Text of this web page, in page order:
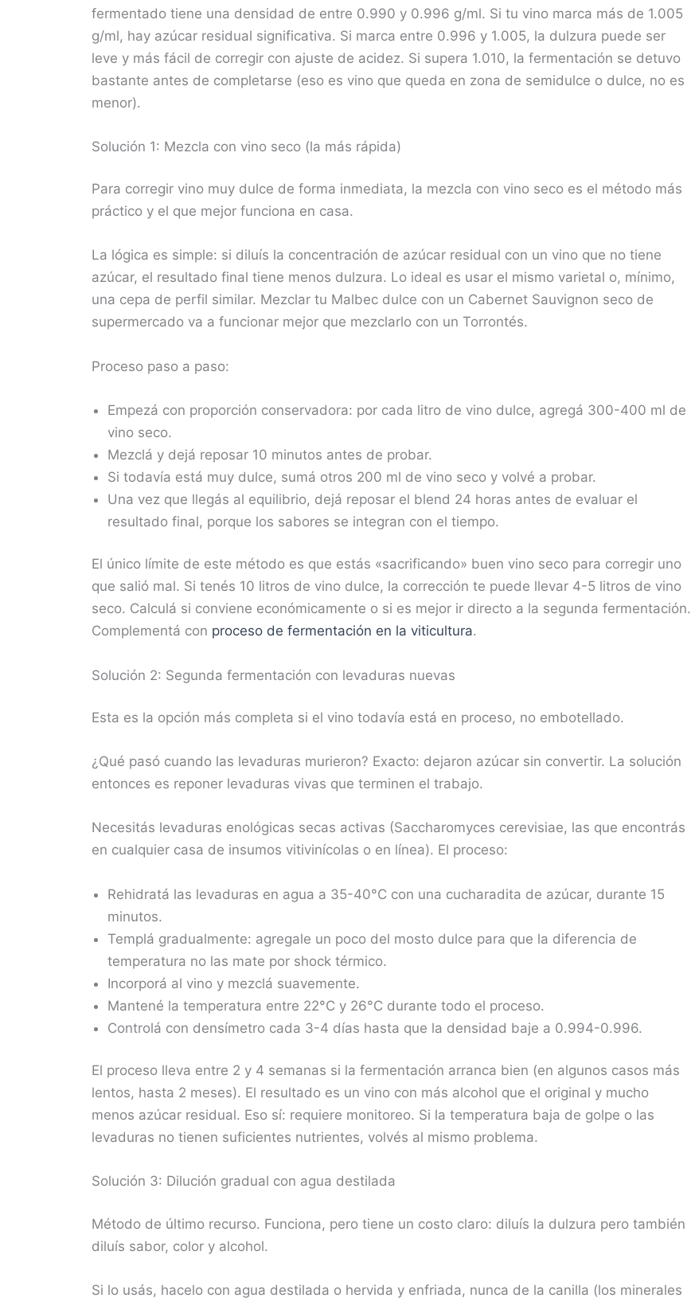
fermentado tiene una densidad de entre 0.990 y 0.996 g/ml. Si tu vino marca más de 1.005
g/ml, hay azúcar residual significativa. Si marca entre 0.996 y 1.005, la dulzura puede ser
leve y más fácil de corregir con ajuste de acidez. Si supera 1.010, la fermentación se detuvo
bastante antes de completarse (eso es vino que queda en zona de semidulce o dulce, no es
menor).
Solución 1: Mezcla con vino seco (la más rápida)
Para corregir vino muy dulce de forma inmediata, la mezcla con vino seco es el método más
práctico y el que mejor funciona en casa.
La lógica es simple: si diluís la concentración de azúcar residual con un vino que no tiene
azúcar, el resultado final tiene menos dulzura. Lo ideal es usar el mismo varietal o, mínimo,
una cepa de perfil similar. Mezclar tu Malbec dulce con un Cabernet Sauvignon seco de
supermercado va a funcionar mejor que mezclarlo con un Torrontés.
Proceso paso a paso:
Empezá con proporción conservadora: por cada litro de vino dulce, agregá 300-400 ml de
vino seco.
Mezclá y dejá reposar 10 minutos antes de probar.
Si todavía está muy dulce, sumá otros 200 ml de vino seco y volvé a probar.
Una vez que llegás al equilibrio, dejá reposar el blend 24 horas antes de evaluar el
resultado final, porque los sabores se integran con el tiempo.
El único límite de este método es que estás «sacrificando» buen vino seco para corregir uno
que salió mal. Si tenés 10 litros de vino dulce, la corrección te puede llevar 4-5 litros de vino
seco. Calculá si conviene económicamente o si es mejor ir directo a la segunda fermentación.
Complementá con proceso de fermentación en la viticultura.
Solución 2: Segunda fermentación con levaduras nuevas
Esta es la opción más completa si el vino todavía está en proceso, no embotellado.
¿Qué pasó cuando las levaduras murieron? Exacto: dejaron azúcar sin convertir. La solución
entonces es reponer levaduras vivas que terminen el trabajo.
Necesitás levaduras enológicas secas activas (Saccharomyces cerevisiae, las que encontrás
en cualquier casa de insumos vitivinícolas o en línea). El proceso:
Rehidratá las levaduras en agua a 35-40°C con una cucharadita de azúcar, durante 15
minutos.
Templá gradualmente: agregale un poco del mosto dulce para que la diferencia de
temperatura no las mate por shock térmico.
Incorporá al vino y mezclá suavemente.
Mantené la temperatura entre 22°C y 26°C durante todo el proceso.
Controlá con densímetro cada 3-4 días hasta que la densidad baje a 0.994-0.996.
El proceso lleva entre 2 y 4 semanas si la fermentación arranca bien (en algunos casos más
lentos, hasta 2 meses). El resultado es un vino con más alcohol que el original y mucho
menos azúcar residual. Eso sí: requiere monitoreo. Si la temperatura baja de golpe o las
levaduras no tienen suficientes nutrientes, volvés al mismo problema.
Solución 3: Dilución gradual con agua destilada
Método de último recurso. Funciona, pero tiene un costo claro: diluís la dulzura pero también
diluís sabor, color y alcohol.
Si lo usás, hacelo con agua destilada o hervida y enfriada, nunca de la canilla (los minerales